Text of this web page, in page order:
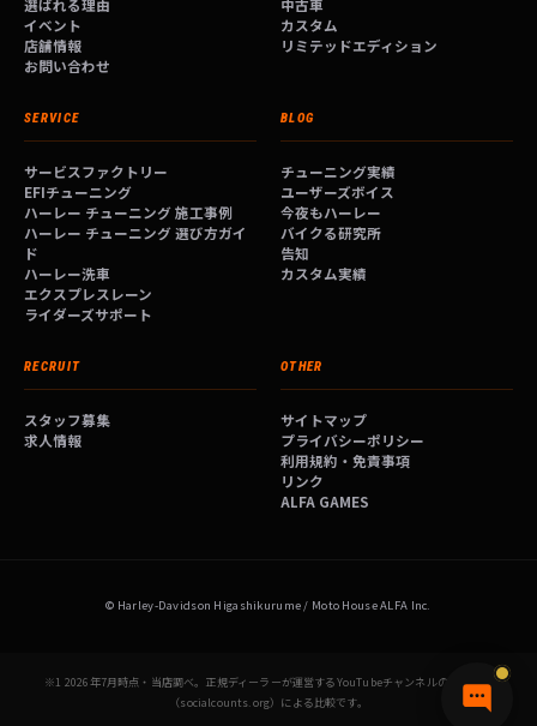
イベント
店舗情報
お問い合わせ
カスタム
リミテッドエディション
SERVICE
サービスファクトリー
EFIチューニング
ハーレー チューニング 施工事例
ハーレー チューニング 選び方ガイ
ド
ハーレー洗車
エクスプレスレーン
ライダーズサポート
BLOG
チューニング実績
ユーザーズボイス
今夜もハーレー
バイクる研究所
告知
カスタム実績
RECRUIT
スタッフ募集
求人情報
OTHER
サイトマップ
プライバシーポリシー
利用規約・免責事項
リンク
ALFA GAMES
© Harley-Davidson Higashikurume / Moto House ALFA Inc.
※1 2026年7月時点・当店調べ。正規ディーラーが運営するYouTubeチャンネルの登録者数
（socialcounts.org）による比較です。